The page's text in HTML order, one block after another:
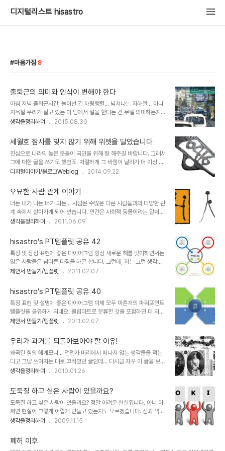
디지털리스트 hisastro
마음가짐 8
출퇴근의 의미와 인식이 변해야 한다
아침 저녁 출퇴근시간, 늘어선 긴 차량행렬... 넘쳐나는 지하철... 아니
지옥철 우리가 살고 있는 이 땅에서 일을 한다는 건 무얼 의미하는지
생각했던 적이 있습니다. 그러고 보니 그렇게 생각했던 것도 벌써 10
라고 하는 그 시간이 만들어진 것 자체에 어떤 의도된 또 다른 목적이
있지 않을까라는 의구심 때문이었습니다. 생각해 보면, 산업혁명 이후
우리네 생활방식의 근본적 구조는 밀집된 주거지와 일을 하는 사무실
또는 공장 지역(지대)이 명확하게 구분되어 그것이 마치 원래 그랬다
는 듯 톱니바퀴처럼 맞물려 돌아가는 것에 익숙해 있습니다. 이미지 출
엉뚱한..
생각을정리하며 2015.08.30
세월호 참사를 잊지 않기 위해 위젯을 달았습니다
진심으로 나라의 높은 분들이 국민을 위해 잘 해주길 바랍니다. 그래서
그에 대한 글을 쓰기도 했었죠. 처절하게 그 바램이 날라가 더 이상 쓸
마음의 여력이 사라졌지만요. 신 유토피아 대한민국. 이런 상상~! 이렇
허울 좋은 말들만 있을 뿐. 실제 국민들을 위해 하고 있는 건 정말이지
별.로. 없.어. 보입니다. 사람이 더 얼마나 흉악해 질 수 있는지... 이게
정말 나란지! 이런 생각만 들뿐입니다. 세월호 참사...대한민국의 지난
근대사를 돌이켜 끊이지 않은 크고 작은 사고들.. 그것을 제대로 보완
하지 못한 결과입니다. 언제나 제대로 하겠다는 대책들이란 미봉책 미
건 ..
디지털이야기/블로그Weblog 2014.09.22
오묘한 사람 관계 이야기
너는 내가 나는 너가 되는... 사람은 수많은 다른 사람들과의 다양한 관
계 속에서 살아가게 되어 있습니다. 인간은 사회적 동물이라는 말처럼
어쩌면 인간은 실제 혼자서는 살아갈 수 없는 존재인지도 모릅니다. 어
론 그러한 상황이라도 어디까지가 혼자냐라고 하는 문제에 대해서는
간단히 설정할 수는 없을 겁니다. 그냥 단지 사람들과의 관계가 단절된
것만을 전제로 한 것을 의미하는 경우에는 가능할 수도 있겠다고 생각
이 들면서도 직접 경험해 보질 못한 것이기에...- ▲ H를 형상화 한 이
미지는 Human Relations Associates의 로고이며, 사람人자는
연결되고 통한다는..
생각을정리하며 2011.06.09
hisastro's PT템플릿 공유 42
특징 및 장점 표현에 좋은 다이어그램 항상 새로운 해를 맞이하면서는
많은 사람들은 남다른 다짐을 하곤 합니다. 그런데, 저는 그런 생각을
하지 않고 매일 매일 충실하자라는 생각을 할 뿐입니다. 현재 좋은 상
되도록 노력하려고 합니다. 언젠가 어느 분께서 그러더군요. 새해를 맞
이할 때 다짐하는 것들을 작심삼일이 되지 않도록 작심삼일을 삼일마
다 하라고... ^^ 그 말씀이 가볍고 때로 우스운 얘기로만 생각될 수 도
있겠지만, 가만히 곱씹어 보면... 그만큼 현명한 말이 또 없습니다. 특
히, 남자들의 경우 신년의 다짐 순위 1위는 뭐니해도 금연일텐데요...
는 것을 많이 봅니다..
제안서 만들기/템플릿 2011.02.07
hisastro's PT템플릿 공유 40
특징 표현 및 설명에 좋은 다이어그램 이제 모두 마흔개의 파워포인트
템플릿을 공유하게 되네요. 클립아트로 분류한 것을 포함하면 더 되겠
지만... 암튼, 제안서 만드시는데 조금이라도 도움이 되셨다면 좋겠는
통으로써 상호작용 그 보탬의 행복을 느끼실 수 있다면 좋겠습니다. 아
울러 공유하는 이 템플릿들이 좋은 의미로써 나의 생각을 표현하고 제
시하는데 있어 방법적 도구가 된다면 이보다 좋을 수는 없겠다 싶습니
다. 아무쪼록 좋은 일들이 가득한 날들 되시길 기원하겠습니다. (_ _)
상업용이 아니라면 마음껏 사용하셔도 좋습니다. 그렇지만, 따뜻한 댓
블로그에서만 하도록 하겠..
제안서 만들기/템플릿 2011.02.07
우리가 과거를 되돌아보아야 할 이유!
왜곡된 힘의 헤게모니... 언젠가 머리에서 떠나지 않는 생각들을 적는
다고 그냥 쓰여지는 대로 끄적였던 글인데... 다시금 자꾸 이 글을 보게
됩니다. 스스로라도 요즘 같은 시국에 돌이켜야 할 것들이 아닌가 하는
떤 사람이고 본디 나쁜 이는 없으리라 생각합니다.결국, 어디에선가 보
고, 듣고, 배우게 됨에 따라 허울의 욕망에 의해 그렇게 된 것일 겁니
다.문제는 그 잘못된 헤게모니라고 생각합니다. 하지만 그 그릇된 헤게
모니가참으로 많은 사람들을 힘들고 어렵게 하고 있습니다. 이 땅의 암
울했던 근대사에 대하여 어줍잖은 지식으로 즉흥적으로 떠오르는 것
은 세상을 위한 마음가..
생각을정리하며 2010.01.26
도둑질 하고 싶은 사람이 있을까요?
도둑질 하고 싶은 사람이 있을까요? 정말 어려운 현실입니다. 아니 어
쩌면 현실이 그렇게 어렵게 만들고 있는지도 모르겠습니다. 선과 악을
구분하거나 논하고 싶지는 않지만, 이미 세상은 편리하게 구분하고 있
으로 구분을 짓습니다. 말그대로 우리 모두는 좋은 것을 좋아할 것이라
고 생각합니다. ... 그렇다면 도둑질을 하는 사람들은 그것을 좋아할까
생각을정리하며 2009.11.15
폐허 이후